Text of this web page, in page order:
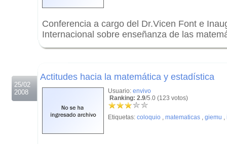
Conferencia a cargo del Dr.Vicen Font e
Internacional sobre enseñanza de las
25/02
2008
Actitudes hacia la matemática y estadística
Usuario: envivo
Ranking: 2.9/5.0 (123 votos)
Etiquetas: coloquio , matematicas , giemu ,